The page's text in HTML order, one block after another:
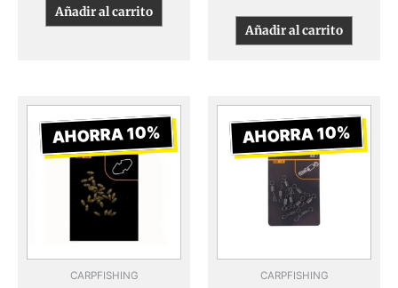
Añadir al carrito
Añadir al carrito
AHORRA 10%
CARPFISHING
El
precio
original
era:
€3,50.
El
precio
actual
AHORRA 10%
CARPFISHING
El
precio
original
era:
€4,99.
El